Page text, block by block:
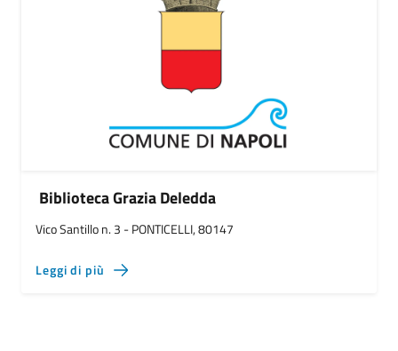
Biblioteca Grazia Deledda
Vico Santillo n. 3 - PONTICELLI, 80147
Leggi di più